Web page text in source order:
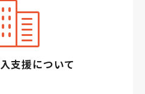
支援について